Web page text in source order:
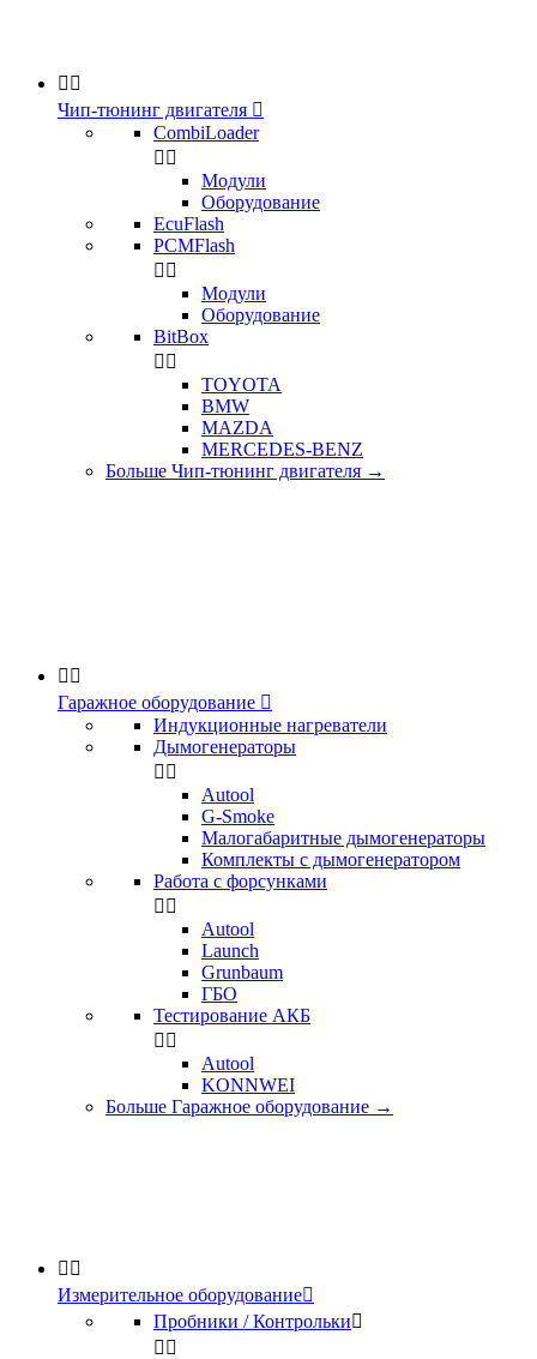
 
Чип-тюнинг двигателя 
CombiLoader
 
Модули
Оборудование
EcuFlash
PCMFlash
 
Модули
Оборудование
BitBox
 
TOYOTA
BMW
MAZDA
MERCEDES-BENZ
Больше Чип-тюнинг двигателя →
 
Гаражное оборудование 
Индукционные нагреватели
Дымогенераторы
 
Аutool
G-Smoke
Малогабаритные дымогенераторы
Комплекты с дымогенератором
Работа с форсунками
 
Autool
Launch
Grunbaum
ГБО
Тестирование АКБ
 
Autool
KONNWEI
Больше Гаражное оборудование →
 
Измерительное оборудование
Пробники / Контрольки
 